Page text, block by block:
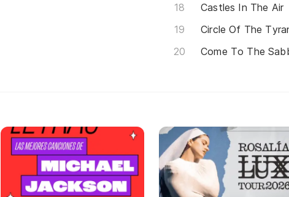
Castles In The Air
Circle Of The
Come To The